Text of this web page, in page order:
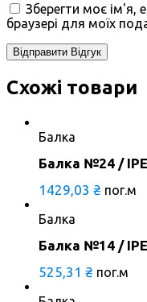
Зберегти моє ім'я,
браузері для моїх
Схожі товари
Балка
Балка №24 /
1429,03 ₴ пог.м
Балка
Балка №14 /
525,31 ₴ пог.м